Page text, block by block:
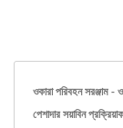
ওকারা পরিবহন সরঞ্জাম
পেশাদার সয়াবিন